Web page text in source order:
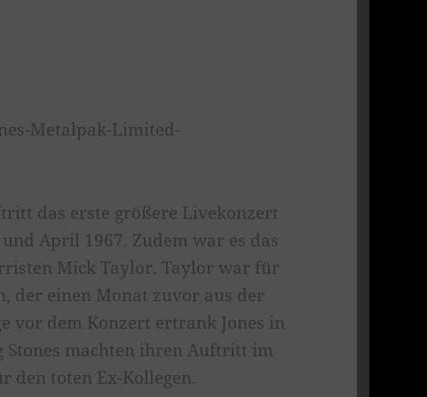
Metalpak-Limited-
das erste größere Livekonzert
April 1967. Zudem war es das
Mick Taylor. Taylor war für
der einen Monat zuvor aus der
vor dem Konzert ertrank Jones in
Stones machten ihren Auftritt im
den toten Ex-Kollegen.